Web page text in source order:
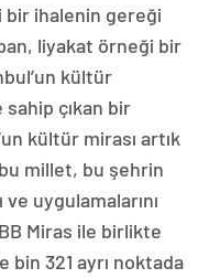
bir ihalenin gereği
liyakat örneği bir
kültür
çıkan bir
kültür mirası artık
millet, bu şehrin
uygulamalarını
Miras ile birlikte
321 ayrı noktada